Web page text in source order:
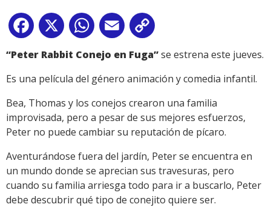
Facebook
X WhatsApp
Email
Link
“Peter Rabbit Conejo en Fuga”se estrena este jueves.
Es una película del género animación y comedia infantil.
Bea, Thomas y los conejos crearon una familia
improvisada, pero a pesar de sus mejores esfuerzos,
Peter no puede cambiar su reputación de pícaro.
Aventurándose fuera del jardín, Peter se encuentra en
un mundo donde se aprecian sus travesuras, pero
cuando su familia arriesga todo para ir a buscarlo, Peter
debe descubrir qué tipo de conejito quiere ser.